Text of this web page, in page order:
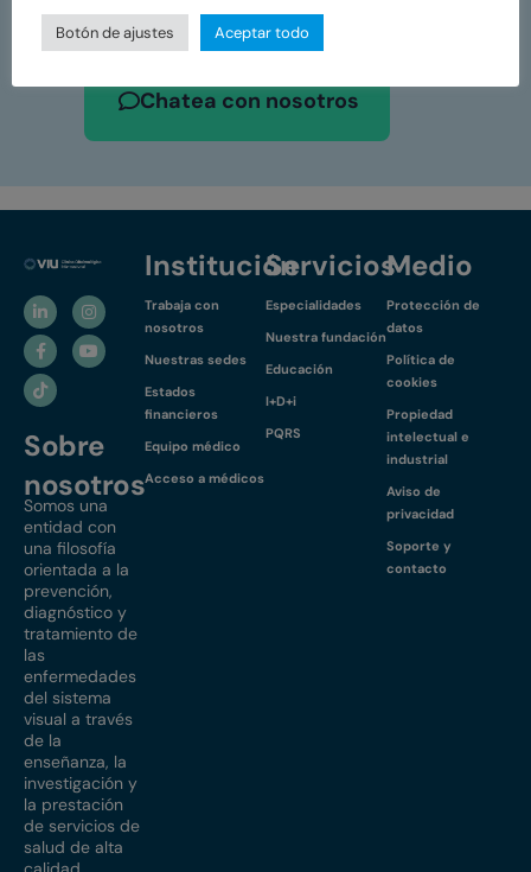
listos para atenderte
Chatea con nosotros
Sobre
nosotros
Somos una
entidad con
una filosofía
orientada a la
prevención,
diagnóstico y
tratamiento de
las
enfermedades
del sistema
visual a través
de la
enseñanza, la
investigación y
la prestación
de servicios de
salud de alta
Institución
Trabaja con
nosotros
Nuestras sedes
Estados
financieros
Equipo médico
Acceso a médicos
Servicios
Especialidades
Nuestra fundación
Educación
I+D+i
PQRS
Medio
Protección de
datos
Política de
cookies
Propiedad
intelectual e
industrial
Aviso de
privacidad
Soporte y
contacto
Botón de ajustes Aceptar todo